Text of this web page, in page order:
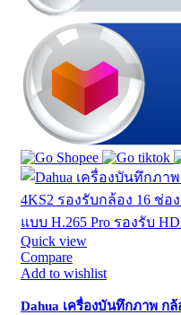
Quick view
Compare
Add to wishlist
Dahua เครื่องบันทึกภาพ กล้